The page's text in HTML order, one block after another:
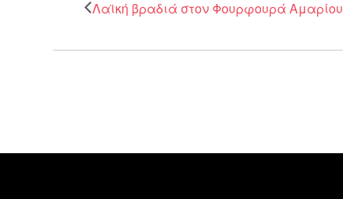
Λαϊκή βραδιά στον Φουρφουρά Αμαρίου